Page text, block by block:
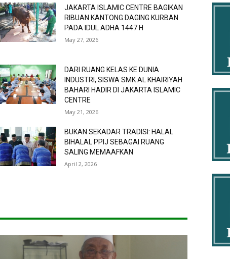
JAKARTA ISLAMIC CENTRE BAGIKAN
RIBUAN KANTONG DAGING KURBAN
PADA IDUL ADHA 1447 H
May 27, 2026
DARI RUANG KELAS KE DUNIA
INDUSTRI, SISWA SMK AL KHAIRIYAH
BAHARI HADIR DI JAKARTA ISLAMIC
CENTRE
May 21, 2026
BUKAN SEKADAR TRADISI: HALAL
BIHALAL PPIJ SEBAGAI RUANG
SALING MEMAAFKAN
April 2, 2026